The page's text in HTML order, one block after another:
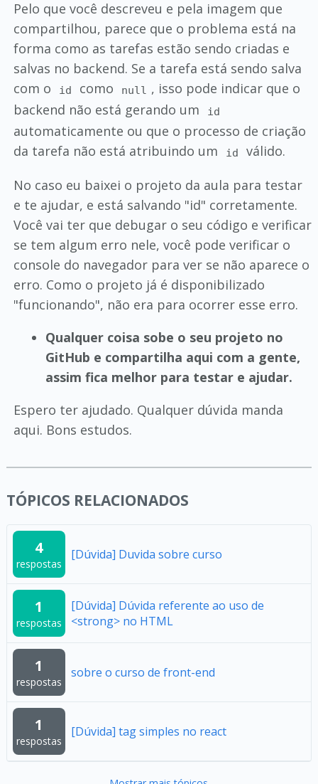
Pelo que você descreveu e pela imagem que
compartilhou, parece que o problema está na
forma como as tarefas estão sendo criadas e
salvas no backend. Se a tarefa está sendo salva
com o
id como null , isso pode indicar que o
backend não está gerando um
id
automaticamente ou que o processo de criação
da tarefa não está atribuindo um
id
válido.
No caso eu baixei o projeto da aula para testar
e te ajudar, e está salvando "id" corretamente.
Você vai ter que debugar o seu código e verificar
se tem algum erro nele, você pode verificar o
console do navegador para ver se não aparece o
erro. Como o projeto já é disponibilizado
"funcionando", não era para ocorrer esse erro.
Qualquer coisa sobe o seu projeto no
GitHub e compartilha aqui com a gente,
assim fica melhor para testar e ajudar.
Espero ter ajudado. Qualquer dúvida manda
aqui. Bons estudos.
TÓPICOS RELACIONADOS
4
respostas
[Dúvida] Duvida sobre curso
1
respostas
[Dúvida] Dúvida referente ao uso de
<strong> no HTML
1
respostas
sobre o curso de front-end
1
respostas
[Dúvida] tag simples no react